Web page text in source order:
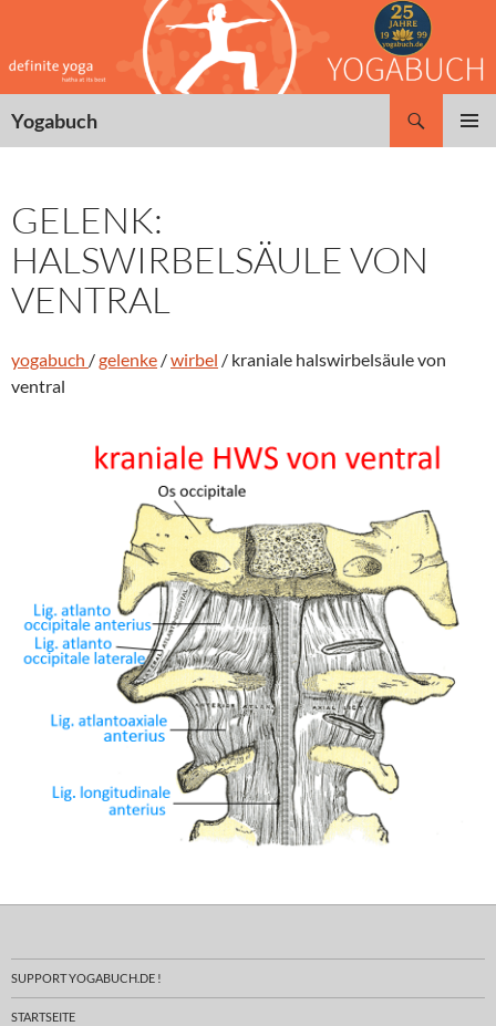
springen
Yogabuch
GELENK:
HALSWIRBELSÄULE VON
VENTRAL
yogabuch /gelenke /wirbel / kraniale halswirbelsäule von
ventral
SUPPORT YOGABUCH.DE !
STARTSEITE